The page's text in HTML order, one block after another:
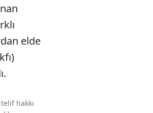
elde
hakkı